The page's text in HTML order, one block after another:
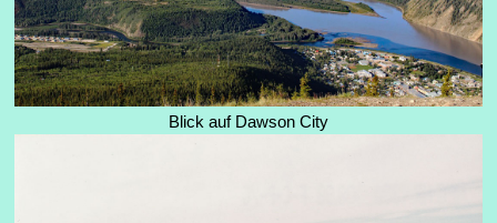
Blick auf Dawson City